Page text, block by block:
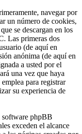
navegar por
un número de cookies,
se descargan en los
Las primeras dos
(de aquí en
anónima (de aquí en
a usted por el
una vez que haya
para registrar
su experiencia de
software phpBB
exceden el alcance